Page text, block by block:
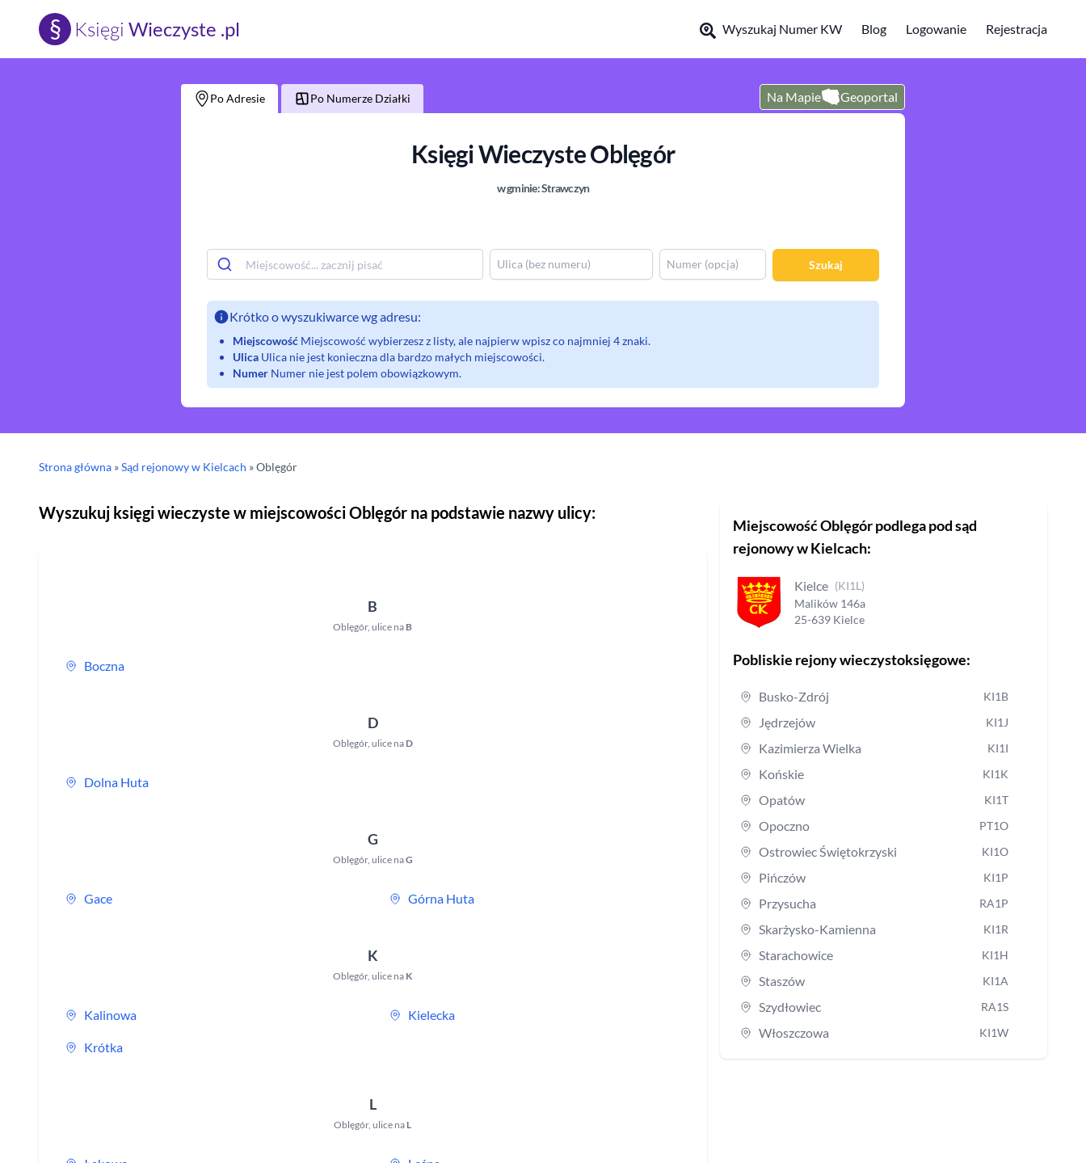
§ Księgi Wieczyste .pl Wyszukaj Numer KW Blog Logowanie Rejestracja
Po Adresie Po Numerze Działki Na Mapie Geoportal
Księgi WieczysteOblęgór
w gminie:Strawczyn
Szukaj
Krótko o wyszukiwarce wg adresu:
Miejscowość Miejscowość wybierzesz z listy, ale najpierw wpisz co najmniej 4 znaki.
Ulica Ulica nie jest konieczna dla bardzo małych miejscowości.
Numer Numer nie jest polem obowiązkowym.
Strona główna »Sąd rejonowyw Kielcach »Oblęgór
Wyszukuj księgi wieczyste w miejscowościOblęgór na podstawie nazwy ulicy:
B
Oblęgór,ulice na B
Boczna
D
Oblęgór, ulice na D
Dolna Huta
G
Oblęgór, ulice naG
Gace Górna Huta
K
Oblęgór,ulice na K
Kalinowa Kielecka
Krótka
L
Oblęgór,ulice na L
MiejscowośćOblęgórpodlega pod sąd
rejonowyw Kielcach:
Kielce (KI1L )
Malików 146a
25-639 Kielce
Pobliskie rejony wieczystoksięgowe:
Busko-Zdrój KI1B
Jędrzejów KI1J
Kazimierza Wielka KI1I
Końskie KI1K
Opatów KI1T
Opoczno PT1O
Ostrowiec Świętokrzyski KI1O
Pińczów KI1P
Przysucha RA1P
Skarżysko-Kamienna KI1R
Starachowice KI1H
Staszów KI1A
Szydłowiec RA1S
Włoszczowa KI1W